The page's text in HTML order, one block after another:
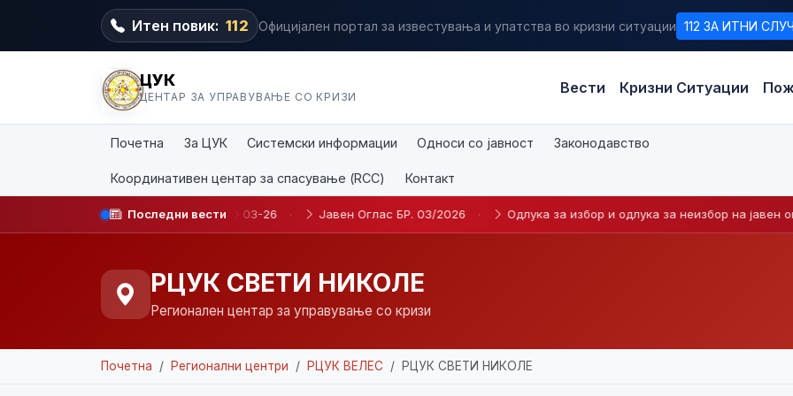
Итен повик: 112 Официјален портал за известувања и упатства во кризни ситуации 112 ЗА ИТНИ
ЦУК
ЦЕНТАР ЗА УПРАВУВАЊЕ СО КРИЗИ
Вести Кризни Ситуации
Почетна За ЦУК Системски информации Односи со јавност Законодавство
Координативен центар за спасување (RCC) Контакт
Последни вести
на определено време JO 03-26 · Јавен Оглас БР. 03/2026 · Одлука за избор и одлука за неизбор на јавен оглас
РЦУК СВЕТИ НИКОЛЕ
Регионален центар за управување со кризи
Почетна Регионални центри РЦУК ВЕЛЕС РЦУК СВЕТИ НИКОЛЕ